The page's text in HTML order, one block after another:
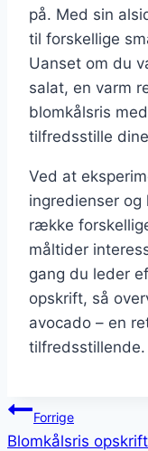
på. Med sin
til forskellige
Uanset om du
salat, en varm
blomkålsris
tilfredsstille
Ved at
ingredienser
række
måltider
gang du leder
opskrift, så
avocado – en
tilfredsstillende.
Forrige
Blomkålsris